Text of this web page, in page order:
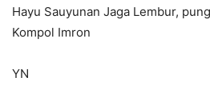
Hayu Sauyunan Jaga Lembur,
Kompol Imron
YN